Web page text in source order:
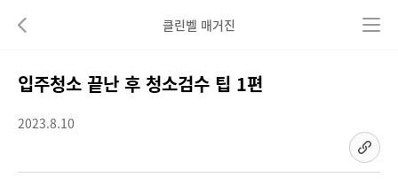
뒤로가기 클린벨 매거진
입주청소 끝난 후 청소검수 팁 1편
2023.8.10